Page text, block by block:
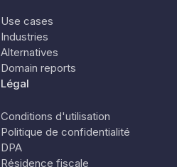
Use cases
Industries
Alternatives
Domain reports
Légal
Conditions d'utilisation
Politique de confidentialité
DPA
Résidence fiscale